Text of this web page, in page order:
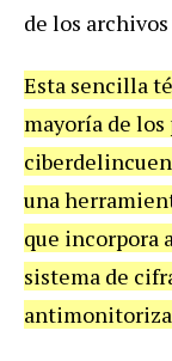
de los
Esta sencilla
mayoría de
una
que incorpora
sistema de